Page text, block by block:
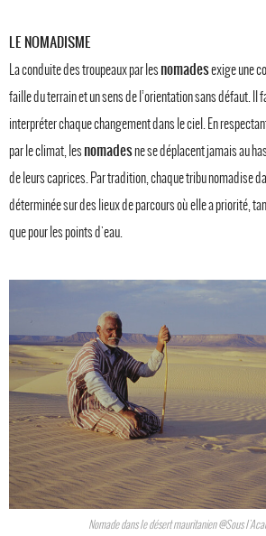
LE NOMADISME
La conduite des troupeaux par les nomadesexige une
faille du terrain et un sens de l’orientation sans défaut. Il
interpréter chaque changement dans le ciel. En
par le climat, les nomadesne se déplacent jamais au
de leurs caprices. Par tradition, chaque tribu nomadise
déterminée sur des lieux de parcours où elle a priorité,
que pour les points d'eau.
Nomade dans le désert mauritanien @Sous